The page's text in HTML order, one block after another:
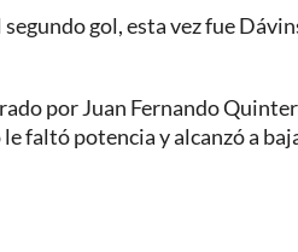
gol, esta vez fue
por Juan Fernando
faltó potencia y alcanzó a